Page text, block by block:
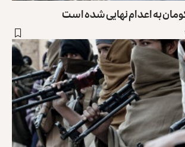
به اعدام نهایی شده است